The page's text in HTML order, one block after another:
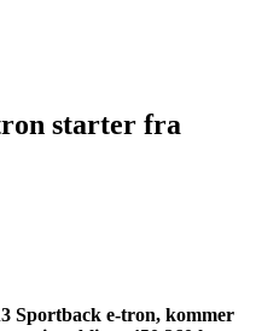
starter fra
Sportback e-tron, kommer